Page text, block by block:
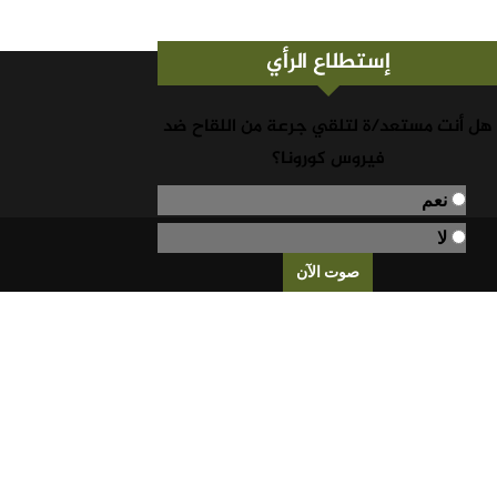
إستطلاع الرأي
هل أنت مستعد/ة لتلقي جرعة من اللقاح ضد
فيروس كورونا؟
نعم
لا